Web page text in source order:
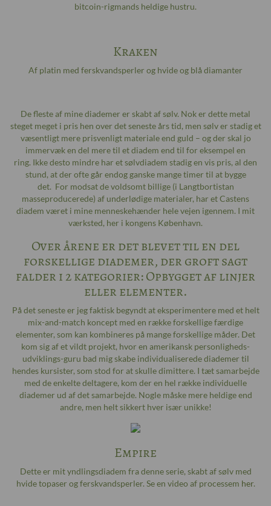
bitcoin-rigmands heldige hustru.
Kraken
Af platin med ferskvandsperler og hvide og blå diamanter
De fleste af mine diademer er skabt af sølv. Nok er dette metal
steget meget i pris hen over det seneste års tid, men sølv er stadig et
væsentligt mere prisvenligt materiale end guld – og der skal jo
immervæk en del mere til et diadem end til for eksempel en
ring. Ikke desto mindre har et sølvdiadem stadig en vis pris, al den
stund, at der ofte går endog ganske mange timer til at bygge
det. For modsat de voldsomt billige (i Langtbortistan
masseproducerede) af underlødige materialer, har et Castens
diadem været i mine menneskehænder hele vejen igennem. I mit
værksted, her i kongens København.
Over årene er det blevet til en del
forskellige diademer, der groft sagt
falder i 2 kategorier: Opbygget af linjer
eller elementer.
På det seneste er jeg faktisk begyndt at eksperimentere med et helt
mix-and-match koncept med en række forskellige færdige
elementer, som kan kombineres på mange forskellige måder. Det
kom sig af et vildt projekt, hvor en amerikansk personligheds-
udviklings-guru bad mig skabe individualiserede diademer til
hendes kursister, som stod for at skulle dimittere. I tæt samarbejde
med de enkelte deltagere, kom der en hel række individuelle
diademer ud af det samarbejde. Nogle måske mere heldige end
andre, men helt sikkert hver især unikke!
Empire
Dette er mit yndlingsdiadem fra denne serie, skabt af sølv med
hvide topaser og ferskvandsperler. Se en video af processem her.